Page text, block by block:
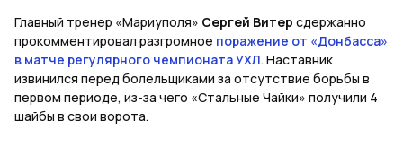
Главный тренер «Мариуполя» Сергей Витер сдержанно
прокомментировал разгромное поражение от «Донбасса»
в матче регулярного чемпионата УХЛ. Наставник
извинился перед болельщиками за отсутствие борьбы в
первом периоде, из-за чего «Стальные Чайки» получили 4
шайбы в свои ворота.